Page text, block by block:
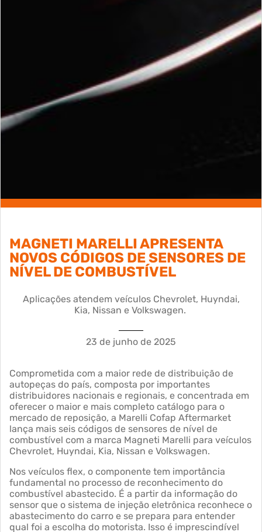
MAGNETI MARELLI APRESENTA
NOVOS CÓDIGOS DE SENSORES DE
NÍVEL DE COMBUSTÍVEL
Aplicações atendem veículos Chevrolet, Huyndai,
Kia, Nissan e Volkswagen.
23 de junho de 2025
Comprometida com a maior rede de distribuição de
autopeças do país, composta por importantes
distribuidores nacionais e regionais, e concentrada em
oferecer o maior e mais completo catálogo para o
mercado de reposição, a Marelli Cofap Aftermarket
lança mais seis códigos de sensores de nível de
combustível com a marca Magneti Marelli para veículos
Chevrolet, Huyndai, Kia, Nissan e Volkswagen.
Nos veículos flex, o componente tem importância
fundamental no processo de reconhecimento do
combustível abastecido. É a partir da informação do
sensor que o sistema de injeção eletrônica reconhece o
abastecimento do carro e se prepara para entender
qual foi a escolha do motorista. Isso é imprescindível